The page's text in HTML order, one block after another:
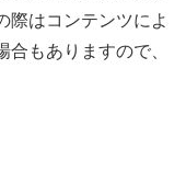
際はコンテンツによ
もありますので、